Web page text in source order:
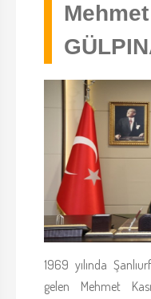
1969 yılında
gelen Mehmet